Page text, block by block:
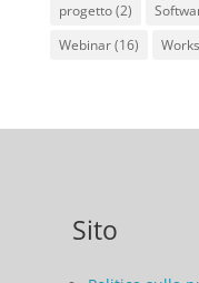
progetto(2)
Webinar(16)
Sito